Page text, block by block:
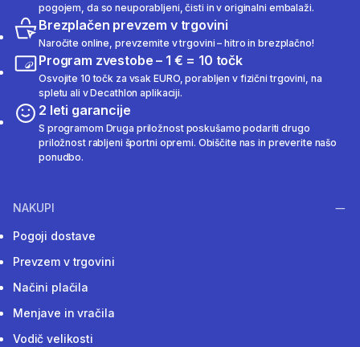
pogojem, da so neuporabljeni, čisti in v originalni embalaži.
Brezplačen prevzem v trgovini
Naročite online, prevzemite v trgovini – hitro in brezplačno!
Program zvestobe – 1 € = 10 točk
Osvojite 10 točk za vsak EURO, porabljen v fizični trgovini, na
spletu ali v Decathlon aplikaciji.
2 leti garancije
S programom Druga priložnost poskušamo podariti drugo
priložnost rabljeni športni opremi. Obiščite nas in preverite našo
ponudbo.
NAKUPI
Pogoji dostave
Prevzem v trgovini
Načini plačila
Menjave in vračila
Vodič velikosti